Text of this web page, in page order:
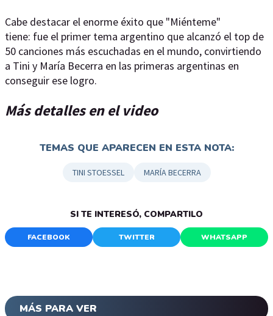
Cabe destacar el enorme éxito que "Miénteme"
tiene: fue el primer tema argentino que alcanzó el top de
50 canciones más escuchadas en el mundo, convirtiendo
a Tini y María Becerra en las primeras argentinas en
conseguir ese logro.
Más detalles en el video
TEMAS QUE APARECEN EN ESTA NOTA:
TINI STOESSEL MARÍA BECERRA
SI TE INTERESÓ, COMPARTILO
FACEBOOK TWITTER WHATSAPP
MÁS PARA VER